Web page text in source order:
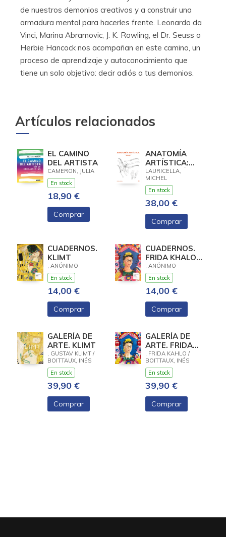
de nuestros demonios creativos y a construir una
armadura mental para hacerles frente. Leonardo da
Vinci, Marina Abramovic, J. K. Rowling, el Dr. Seuss o
Herbie Hancock nos acompañan en este camino, un
proceso de aprendizaje y autoconocimiento que
tiene un solo objetivo: decir adiós a tus demonios.
Artículos relacionados
EL CAMINO
DEL ARTISTA
CAMERON, JULIA
En stock
18,90 €
Comprar
ANATOMÍA
ARTÍSTICA:
ANTOLOGÍA
LAURICELLA,
MICHEL
En stock
38,00 €
Comprar
CUADERNOS.
KLIMT
, ANÓNIMO
En stock
14,00 €
Comprar
CUADERNOS.
FRIDA KHALO.
EL MARCO
, ANÓNIMO
En stock
14,00 €
Comprar
GALERÍA DE
ARTE. KLIMT
, GUSTAV KLIMT /
BOITTAUX, INÉS
En stock
39,90 €
Comprar
GALERÍA DE
ARTE. FRIDA
KAHLO
, FRIDA KAHLO /
BOITTAUX, INÉS
En stock
39,90 €
Comprar